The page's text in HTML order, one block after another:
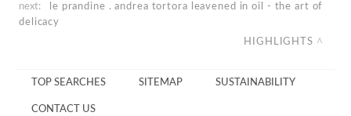
next:
le prandine . andrea tortora leavened in oil - the art of
delicacy
HIGHLIGHTS
TOP SEARCHES SITEMAP SUSTAINABILITY
CONTACT US